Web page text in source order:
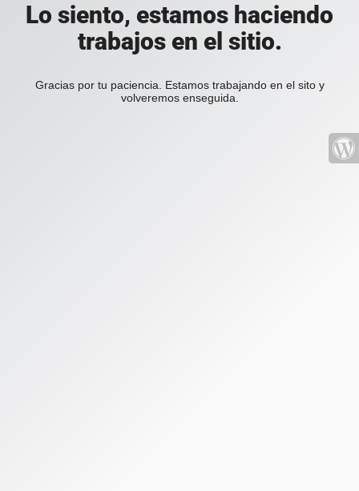
Lo siento, estamos haciendo
trabajos en el sitio.
Gracias por tu paciencia. Estamos trabajando en el sito y
volveremos enseguida.